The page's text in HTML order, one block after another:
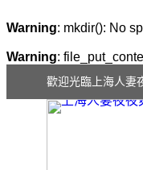
Warning: mkdir(): No
Warning:
歡迎光臨上海人妻